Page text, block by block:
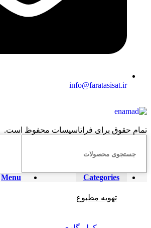
info@faratasisat.ir
تمام حقوق برای فراتاسیسات محفوظ است.
Menu Categories
تهویه مطبوع